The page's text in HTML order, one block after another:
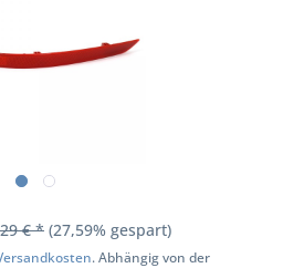
€ * (27,59% gespart)
. Abhängig von der